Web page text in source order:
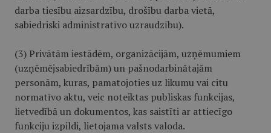
darba tiesību aizsardzību, drošību darba vietā,
sabiedriski administratīvo uzraudzību).
(3) Privātām iestādēm, organizācijām, uzņēmumiem
(uzņēmējsabiedrībām) un pašnodarbinātajām
personām, kuras, pamatojoties uz likumu vai citu
normatīvo aktu, veic noteiktas publiskas funkcijas,
lietvedībā un dokumentos, kas saistīti ar attiecīgo
funkciju izpildi, lietojama valsts valoda.